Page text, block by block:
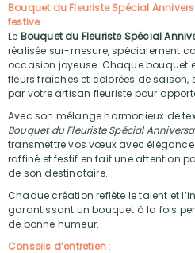
Bouquet du Fleuriste Spécial
festive
Le Bouquet du Fleuriste Spécial
réalisée sur-mesure, spécialement
occasion joyeuse. Chaque bouquet
fleurs fraîches et colorées de
par votre artisan fleuriste pour
Avec son mélange harmonieux de
Bouquet du Fleuriste Spécial
transmettre vos vœux avec
raffiné et festif en fait une attention
de son destinataire.
Chaque création reflète le talent et
garantissant un bouquet à la fois
de bonne humeur.
Conseils d’entretien :